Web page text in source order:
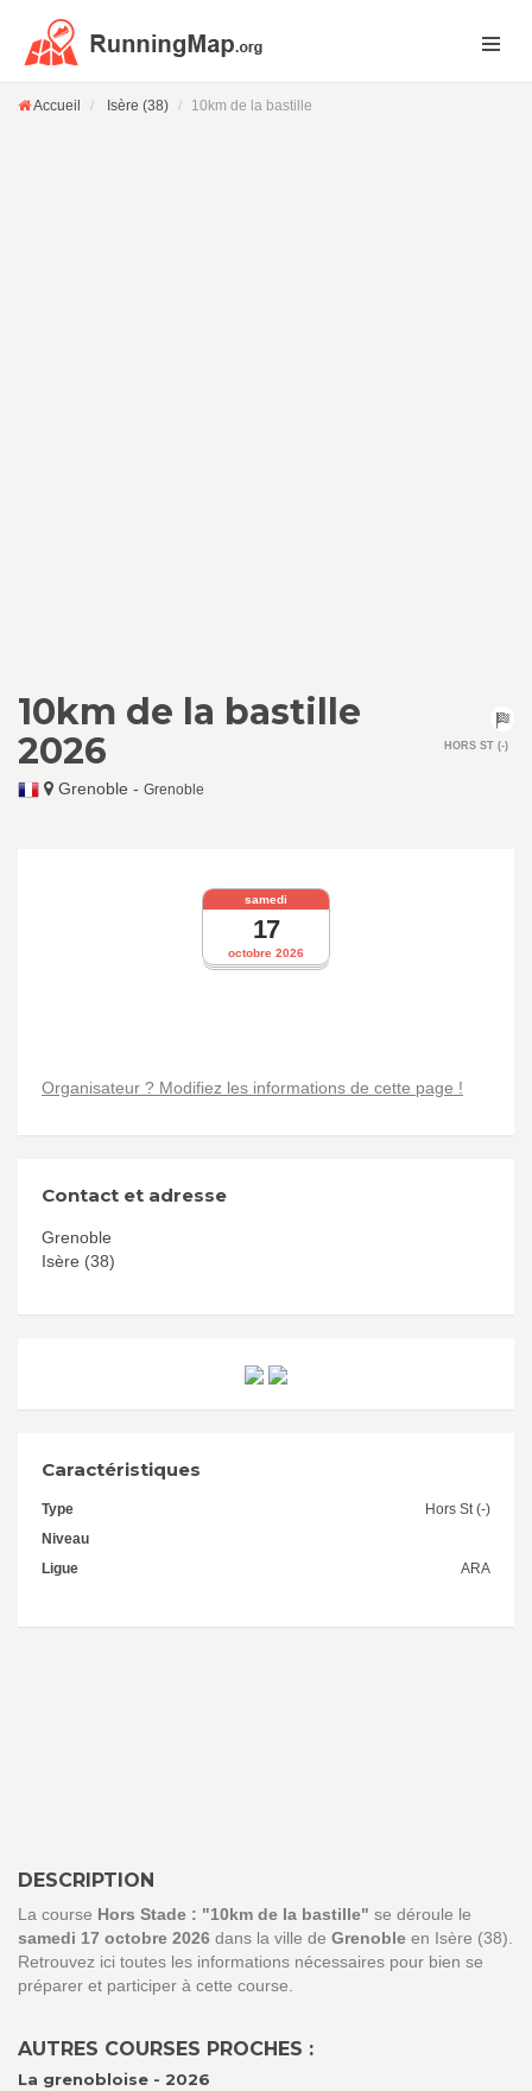
Accueil Isère (38) 10km de la bastille
10km de la bastille
2026
Grenoble - Grenoble
HORS ST (-)
octobre 2026
samedi
17
Organisateur ? Modifiez les informations de cette page !
Contact et adresse
Grenoble
Isère (38)
Caractéristiques
Type
Hors St (-)
Niveau
Ligue
ARA
DESCRIPTION
La course Hors Stade : "10km de la bastille" se déroule le
samedi 17 octobre 2026 dans la ville de Grenoble en Isère (38).
Retrouvez ici toutes les informations nécessaires pour bien se
préparer et participer à cette course.
AUTRES COURSES PROCHES :
La grenobloise - 2026